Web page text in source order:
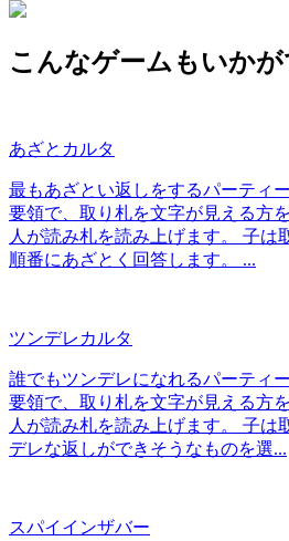
こんなゲームもいかが
あざとカルタ
最もあざとい返しをするパーティ
要領で、取り札を文字が見える方
人が読み札を読み上げます。 子は
順番にあざとく回答します。 ...
ツンデレカルタ
誰でもツンデレになれるパーティ
要領で、取り札を文字が見える方
人が読み札を読み上げます。 子は
デレな返しができそうなものを選...
スパイインザバー